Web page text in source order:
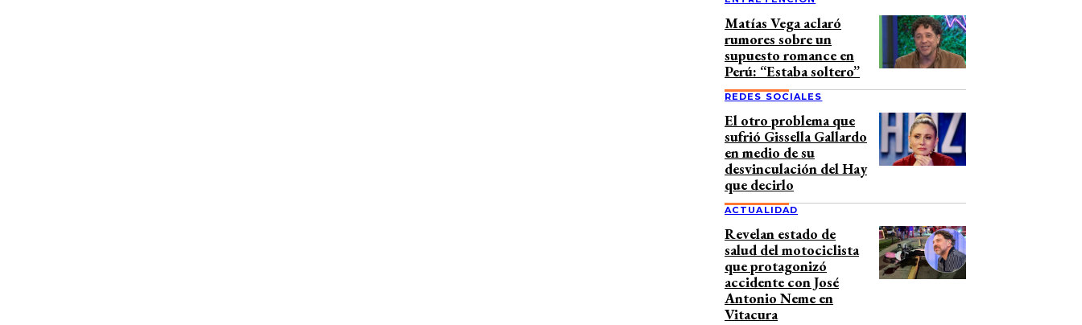
Matías Vega aclaró
rumores sobre un
supuesto romance en
Perú: “Estaba soltero”
REDES SOCIALES
El otro problema que
sufrió Gissella Gallardo
en medio de su
desvinculación del Hay
que decirlo
ACTUALIDAD
Revelan estado de
salud del motociclista
que protagonizó
accidente con José
Antonio Neme en
Vitacura